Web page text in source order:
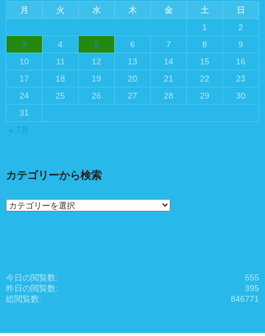
月 火 水 木 金 土
日
1
2
3
4 5 6 7 8
9
10
11 12 13 14 15
16
17
18 19 20 21 22
23
24
25 26 27 28 29
30
31
« 7月
カテゴリーから検索
カ
テ
検
索
555
今日の閲覧数:
395
昨日の閲覧数:
846771
総閲覧数: